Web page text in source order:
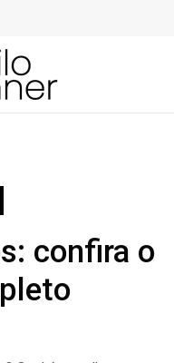
confira o